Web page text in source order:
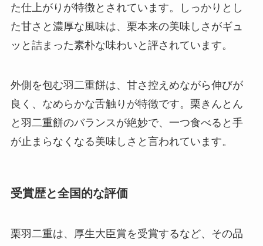
た仕上がりが特徴とされています。しっかりとし
た甘さと濃厚な風味は、栗本来の美味しさがギュ
ッと詰まった素朴な味わいと評されています。
外側を包む羽二重餅は、甘さ控えめながら伸びが
良く、なめらかな舌触りが特徴です。栗きんとん
と羽二重餅のバランスが絶妙で、一つ食べると手
が止まらなくなる美味しさと言われています。
受賞歴と全国的な評価
栗羽二重は、厚生大臣賞を受賞するなど、その品